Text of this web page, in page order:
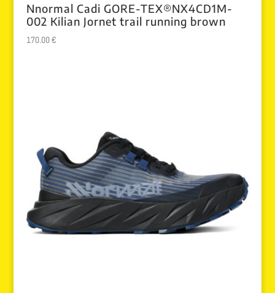
Nnormal Cadi GORE-TEX®NX4CD1M-
002 Kilian Jornet trail running brown
170.00€